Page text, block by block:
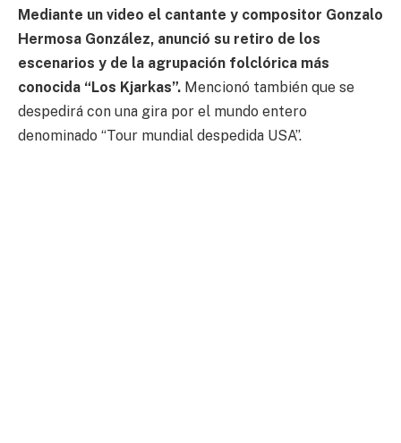
Mediante un video el cantante y compositor Gonzalo
Hermosa González, anunció su retiro de los
escenarios y de la agrupación folclórica más
conocida “Los Kjarkas”. Mencionó también que se
despedirá con una gira por el mundo entero
denominado “Tour mundial despedida USA”.